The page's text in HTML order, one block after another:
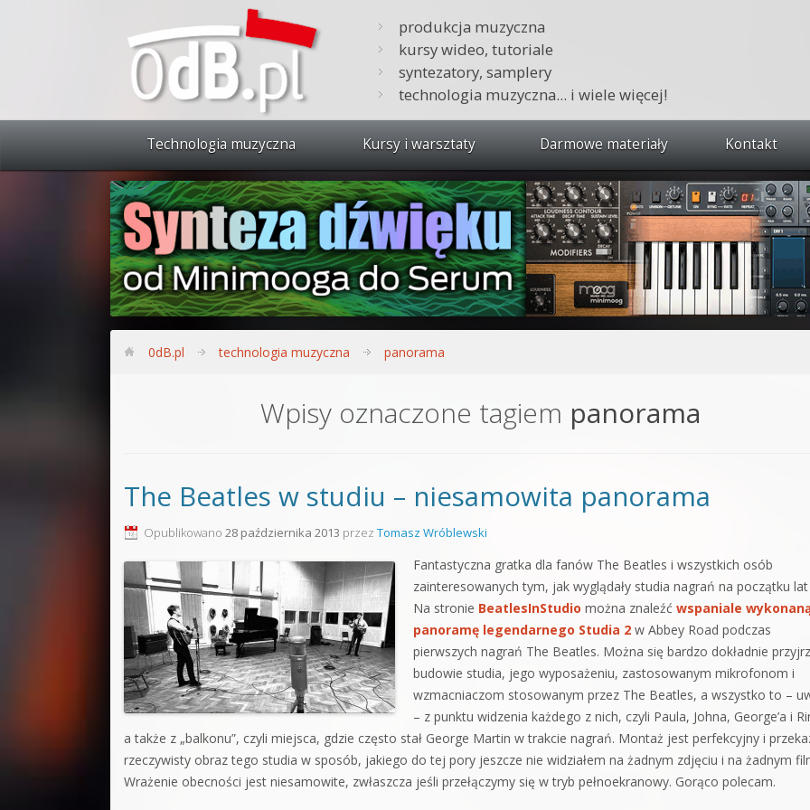
produkcja muzyczna
kursy wideo, tutoriale
syntezatory, samplery
technologia muzyczna... i wiele więcej!
Technologia muzyczna Kursy i warsztaty
Zobacz wszystkie kursy i warsztaty
Synteza dźwięku 🔥
Produkcja muzyczna w praktyce
Bitwig Studio od podstaw
Sound Forge od podstaw
Kontakt 5 Kompendium
Pakiety
Darmowe materiały Kontakt
0dB.pl technologia muzyczna panorama
Wpisy oznaczone tagiem panorama
The Beatles w studiu – niesamowita panorama
Opublikowano 28 października 2013 przez Tomasz Wróblewski
Fantastyczna gratka dla fanów The Beatles i wszystkich osób
zainteresowanych tym, jak wyglądały studia nagrań na początku lat
Na stronie BeatlesInStudio można znaleźć wspaniale
panoramę legendarnego Studia 2 w Abbey Road podczas
pierwszych nagrań The Beatles. Można się bardzo dokładnie
budowie studia, jego wyposażeniu, zastosowanym mikrofonom i
wzmacniaczom stosowanym przez The Beatles, a wszystko to –
– z punktu widzenia każdego z nich, czyli Paula, Johna, George’a i
a także z „balkonu”, czyli miejsca, gdzie często stał George Martin w trakcie nagrań. Montaż jest perfekcyjny i
rzeczywisty obraz tego studia w sposób, jakiego do tej pory jeszcze nie widziałem na żadnym zdjęciu i na żadnym
Wrażenie obecności jest niesamowite, zwłaszcza jeśli przełączymy się w tryb pełnoekranowy. Gorąco polecam.